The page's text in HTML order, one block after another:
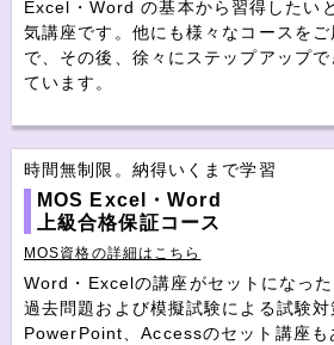
Excel・Word の基本から習得したい
気講座です。他にも様々なコースを
で、その後、徐々にステップアップ
ています。
時間無制限。納得いくまで学習
MOS Excel・Word
上級合格保証コース
MOS資格の詳細はこちら
Word・Excelの講座がセットになった
過去問題および模擬試験による試験対
PowerPoint、Accessのセット講座も